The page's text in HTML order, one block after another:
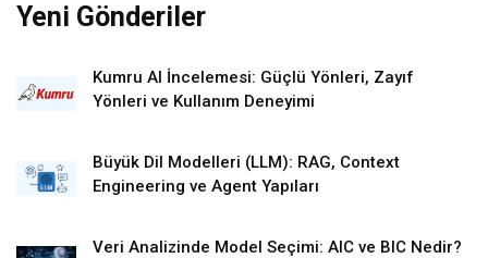
Yeni Gönderiler
Kumru AI İncelemesi: Güçlü Yönleri, Zayıf
Yönleri ve Kullanım Deneyimi
Büyük Dil Modelleri (LLM): RAG, Context
Engineering ve Agent Yapıları
Veri Analizinde Model Seçimi: AIC ve BIC Nedir?